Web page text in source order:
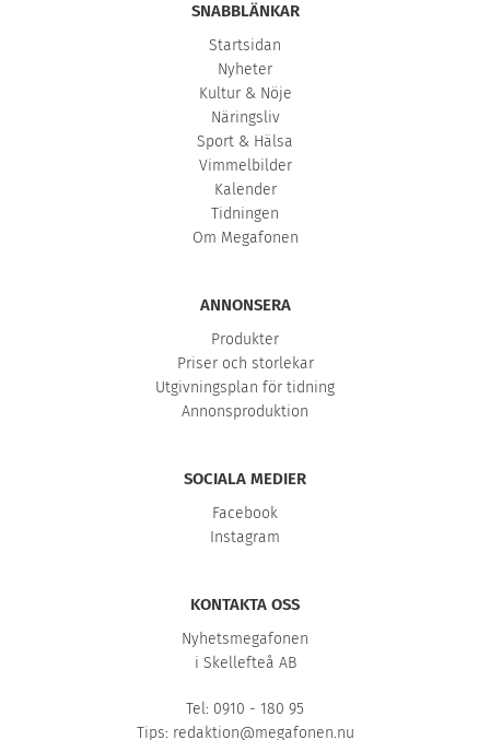
SNABBLÄNKAR
Startsidan
Nyheter
Kultur & Nöje
Näringsliv
Sport & Hälsa
Vimmelbilder
Kalender
Tidningen
Om Megafonen
ANNONSERA
Produkter
Priser och storlekar
Utgivningsplan för tidning
Annonsproduktion
SOCIALA MEDIER
Facebook
Instagram
KONTAKTA OSS
Nyhetsmegafonen
i Skellefteå AB
Tel: 0910 - 180 95
Tips: redaktion@megafonen.nu